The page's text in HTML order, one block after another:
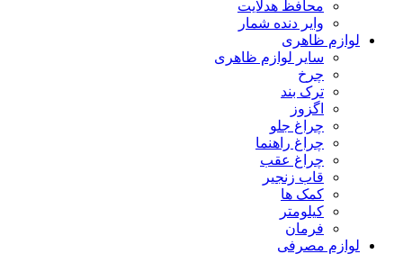
محافظ هدلایت
وایر دنده شمار
لوازم ظاهری
سایر لوازم ظاهری
چرخ
ترک بند
اگزوز
چراغ جلو
چراغ راهنما
چراغ عقب
قاب زنجیر
کمک ها
کیلومتر
فرمان
لوازم مصرفی